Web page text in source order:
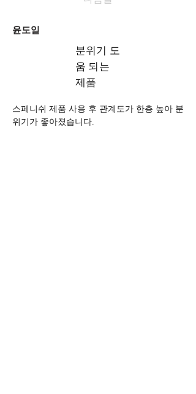
윤도일
분위기 도
움 되는
제품
스페니쉬 제품 사용 후 관계도가 한층 높아 분
위기가 좋아졌습니다.